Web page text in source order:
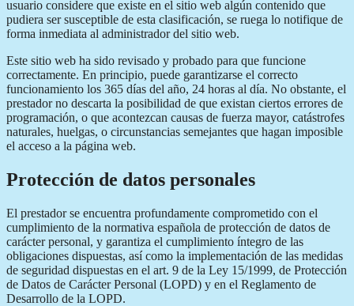
usuario considere que existe en el sitio web algún contenido que
pudiera ser susceptible de esta clasificación, se ruega lo notifique de
forma inmediata al administrador del sitio web.
Este sitio web ha sido revisado y probado para que funcione
correctamente. En principio, puede garantizarse el correcto
funcionamiento los 365 días del año, 24 horas al día. No obstante, el
prestador no descarta la posibilidad de que existan ciertos errores de
programación, o que acontezcan causas de fuerza mayor, catástrofes
naturales, huelgas, o circunstancias semejantes que hagan imposible
el acceso a la página web.
Protección de datos personales
El prestador se encuentra profundamente comprometido con el
cumplimiento de la normativa española de protección de datos de
carácter personal, y garantiza el cumplimiento íntegro de las
obligaciones dispuestas, así como la implementación de las medidas
de seguridad dispuestas en el art. 9 de la Ley 15/1999, de Protección
de Datos de Carácter Personal (LOPD) y en el Reglamento de
Desarrollo de la LOPD.